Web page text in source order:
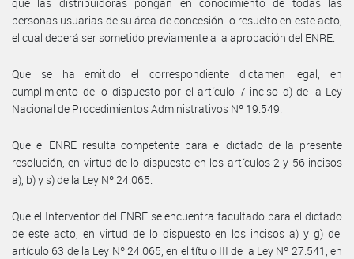
personas usuarias de su área de concesión lo resuelto en este acto,
el cual deberá ser sometido previamente a la aprobación del ENRE.
Que se ha emitido el correspondiente dictamen legal, en
cumplimiento de lo dispuesto por el artículo 7 inciso d) de la Ley
Nacional de Procedimientos Administrativos Nº 19.549.
Que el ENRE resulta competente para el dictado de la presente
resolución, en virtud de lo dispuesto en los artículos 2 y 56 incisos
a), b) y s) de la Ley Nº 24.065.
Que el Interventor del ENRE se encuentra facultado para el dictado
de este acto, en virtud de lo dispuesto en los incisos a) y g) del
artículo 63 de la Ley Nº 24.065, en el título III de la Ley Nº 27.541, en